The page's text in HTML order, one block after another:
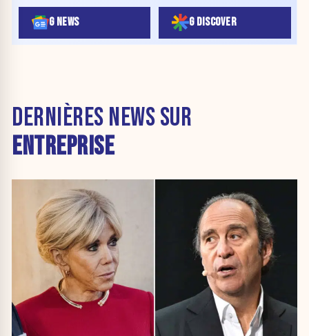
G NEWS G DISCOVER
DERNIÈRES NEWS SUR
ENTREPRISE